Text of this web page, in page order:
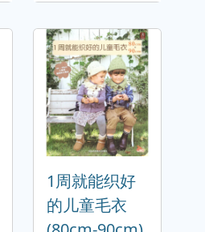
1周就能织好
的儿童毛衣